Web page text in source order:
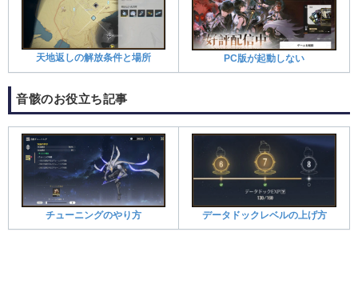
天地返しの解放条件と場所 PC版が起動しない
音骸のお役立ち記事
チューニングのやり方 データドックレベルの上げ方